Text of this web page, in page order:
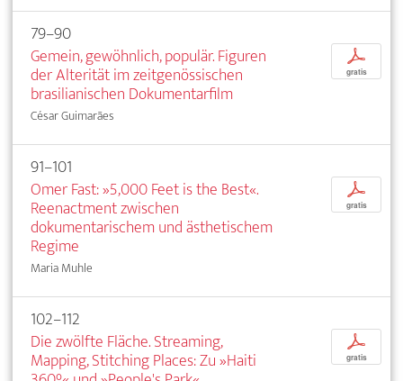
79–90
Gemein, gewöhnlich, populär. Figuren
der Alterität im zeitgenössischen
brasilianischen Dokumentarfilm
César Guimarães
p
gratis
91–101
Omer Fast: »5,000 Feet is the Best«.
Reenactment zwischen
dokumentarischem und ästhetischem
Regime
Maria Muhle
p
gratis
102–112
Die zwölfte Fläche. Streaming,
Mapping, Stitching Places: Zu »Haiti
p
gratis